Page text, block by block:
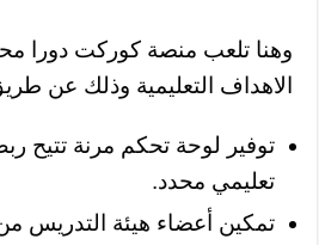
وهنا تلعب منصة كوركت دورا
الاهداف التعليمية وذلك عن
توفير لوحة تحكم مرنة تتيح
تعليمي محدد.
تمكين أعضاء هيئة التدريس